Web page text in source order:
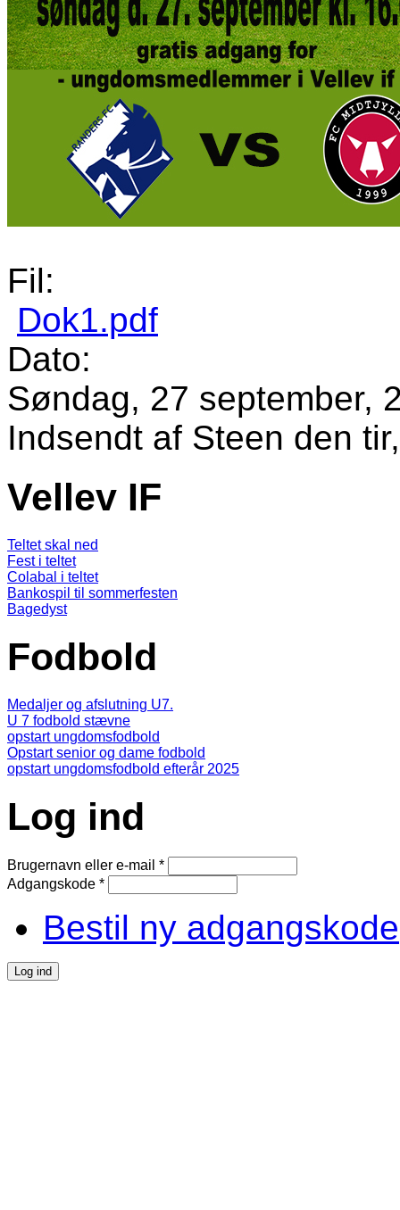
Fil:
Dok1.pdf
Dato:
Søndag, 27 september,
Indsendt af Steen den
Vellev IF
Teltet skal ned
Fest i teltet
Colabal i teltet
Bankospil til sommerfesten
Bagedyst
Fodbold
Medaljer og afslutning U7.
U 7 fodbold stævne
opstart ungdomsfodbold
Opstart senior og dame fodbold
opstart ungdomsfodbold efterår 2025
Log ind
Brugernavn eller e-mail *
Adgangskode *
Bestil ny adgangskode